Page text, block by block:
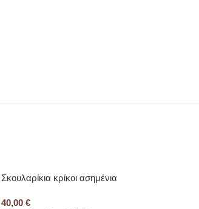
Σκουλαρίκια κρίκοι ασημένια
40,00 €